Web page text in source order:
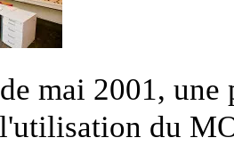
mai 2001,
du